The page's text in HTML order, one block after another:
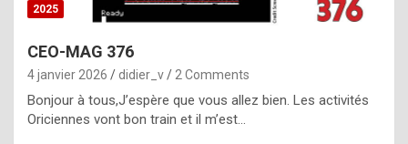
p
e
c
2025
CEO-MAG 376
4 janvier 2026 didier_v 2 Comments
Bonjour à tous,J’espère que vous allez bien. Les activités
Oriciennes vont bon train et il m’est…